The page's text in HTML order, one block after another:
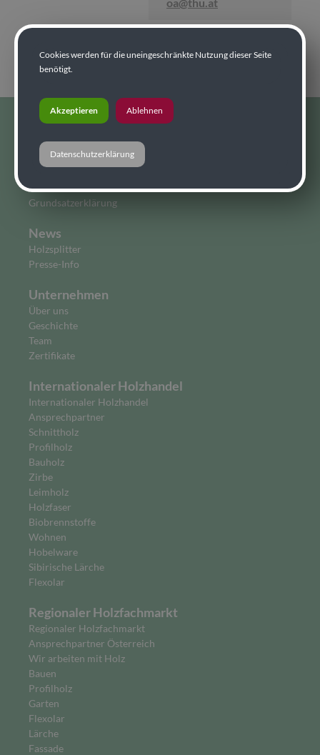
Home
Home
AGBs
Grundsatzerklärung
News
Holzsplitter
Presse-Info
Unternehmen
Über uns
Geschichte
Team
Zertifikate
Internationaler Holzhandel
Internationaler Holzhandel
Ansprechpartner
Schnittholz
Profilholz
Bauholz
Zirbe
Leimholz
Holzfaser
Biobrennstoffe
Wohnen
Hobelware
Sibirische Lärche
Flexolar
Regionaler Holzfachmarkt
Regionaler Holzfachmarkt
Ansprechpartner Österreich
Wir arbeiten mit Holz
Bauen
Profilholz
Garten
Flexolar
Lärche
Fassade
Cookies werden für die uneingeschränkte Nutzung dieser Seite
benötigt.
Akzeptieren Ablehnen
Datenschutzerklärung